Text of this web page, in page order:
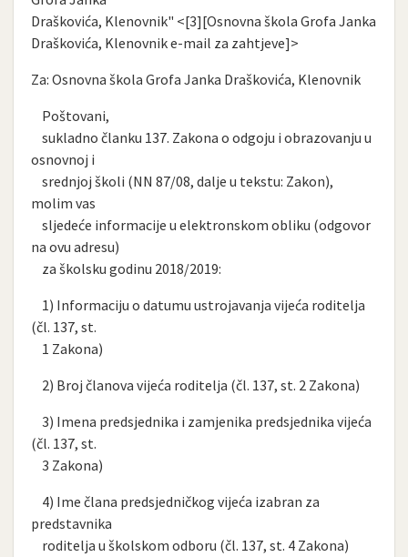
Draškovića, Klenovnik" <[3][Osnovna škola Grofa Janka
Draškovića, Klenovnik e-mail za zahtjeve]>
Za: Osnovna škola Grofa Janka Draškovića, Klenovnik
Poštovani,
sukladno članku 137. Zakona o odgoju i obrazovanju u
osnovnoj i
srednjoj školi (NN 87/08, dalje u tekstu: Zakon),
molim vas
sljedeće informacije u elektronskom obliku (odgovor
na ovu adresu)
za školsku godinu 2018/2019:
1) Informaciju o datumu ustrojavanja vijeća roditelja
(čl. 137, st.
1 Zakona)
2) Broj članova vijeća roditelja (čl. 137, st. 2 Zakona)
3) Imena predsjednika i zamjenika predsjednika vijeća
(čl. 137, st.
3 Zakona)
4) Ime člana predsjedničkog vijeća izabran za
predstavnika
roditelja u školskom odboru (čl. 137, st. 4 Zakona)